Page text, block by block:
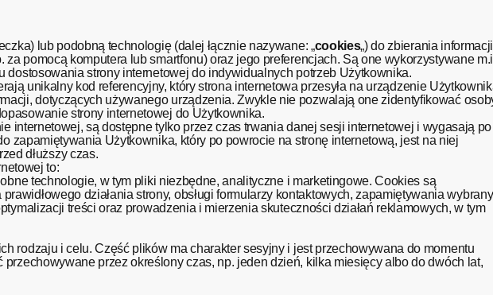
lub podobną technologię (dalej łącznie nazywane: „cookies„) do zbierania informacji
pomocą komputera lub smartfonu) oraz jego preferencjach. Są one wykorzystywane
dostosowania strony internetowej do indywidualnych potrzeb Użytkownika.
unikalny kod referencyjny, który strona internetowa przesyła na urządzenie
dotyczących używanego urządzenia. Zwykle nie pozwalają one zidentyfikować
strony internetowej do Użytkownika.
internetowej, są dostępne tylko przez czas trwania danej sesji internetowej i wygasają po
zapamiętywania Użytkownika, który po powrocie na stronę internetową, jest na niej
dłuższy czas.
to:
technologie, w tym pliki niezbędne, analityczne i marketingowe. Cookies są
działania strony, obsługi formularzy kontaktowych, zapamiętywania
treści oraz prowadzenia i mierzenia skuteczności działań reklamowych, w tym
rodzaju i celu. Część plików ma charakter sesyjny i jest przechowywana do momentu
przez określony czas, np. jeden dzień, kilka miesięcy albo do dwóch lat,